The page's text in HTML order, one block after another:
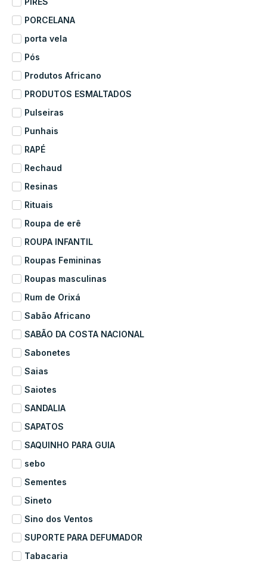
PORCELANA
porta vela
Pós
Produtos Africano
PRODUTOS ESMALTADOS
Pulseiras
Punhais
RAPÉ
Rechaud
Resinas
Rituais
Roupa de erê
ROUPA INFANTIL
Roupas Femininas
Roupas masculinas
Rum de Orixá
Sabão Africano
SABÃO DA COSTA NACIONAL
Sabonetes
Saias
Saiotes
SANDALIA
SAPATOS
SAQUINHO PARA GUIA
sebo
Sementes
Sineto
Sino dos Ventos
SUPORTE PARA DEFUMADOR
Tabacaria